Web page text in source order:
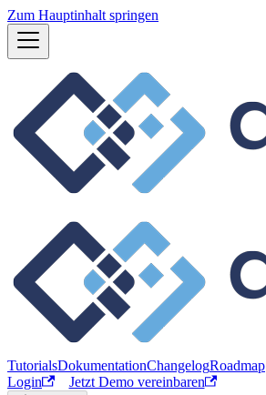
Zum Hauptinhalt springen
TutorialsDokumentationChangelogRoadmap
Login
Jetzt Demo vereinbaren